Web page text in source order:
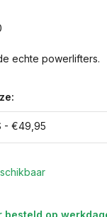
echte powerlifters.
- €49,95
besteld op